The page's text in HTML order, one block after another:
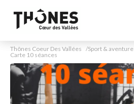
Thônes Coeur Des Vallées Sport & aventure
Carte 10 séances